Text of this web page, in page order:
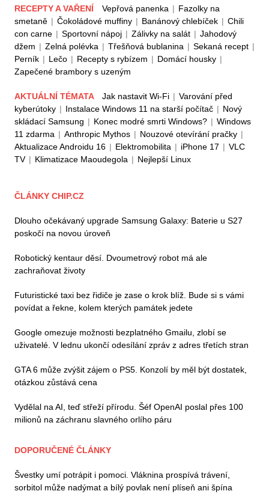
RECEPTY A VAŘENÍ Vepřová panenka | Fazolky na
smetaně | Čokoládové muffiny | Banánový chlebíček | Chili
con carne | Sportovní nápoj | Zálivky na salát | Jahodový
džem | Zelná polévka | Třešňová bublanina | Sekaná recept |
Perník | Lečo | Recepty s rybízem | Domácí housky |
Zapečené brambory s uzeným
AKTUÁLNÍ TÉMATA Jak nastavit Wi-Fi | Varování před
kyberútoky | Instalace Windows 11 na starší počítač | Nový
skládací Samsung | Konec modré smrti Windows? | Windows
11 zdarma | Anthropic Mythos | Nouzové otevírání pračky |
Aktualizace Androidu 16 | Elektromobilita | iPhone 17 | VLC
TV | Klimatizace Maoudegola | Nejlepší Linux
ČLÁNKY CHIP.CZ
Dlouho očekávaný upgrade Samsung Galaxy: Baterie u S27
poskočí na novou úroveň
Robotický kentaur děsí. Dvoumetrový robot má ale
zachraňovat životy
Futuristické taxi bez řidiče je zase o krok blíž. Bude si s vámi
povídat a řekne, kolem kterých památek jedete
Google omezuje možnosti bezplatného Gmailu, zlobí se
uživatelé. V lednu ukončí odesílání zpráv z adres třetích stran
GTA 6 může zvýšit zájem o PS5. Konzolí by měl být dostatek,
otázkou zůstává cena
Vydělal na AI, teď střeží přírodu. Šéf OpenAI poslal přes 100
milionů na záchranu slavného orlího páru
DOPORUČENÉ ČLÁNKY
Švestky umí potrápit i pomoci. Vláknina prospívá trávení,
sorbitol může nadýmat a bílý povlak není plíseň ani špína